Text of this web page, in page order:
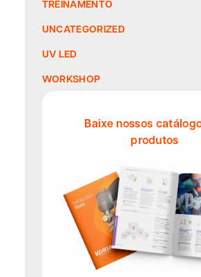
TREINAMENTO
UNCATEGORIZED
UV LED
WORKSHOP
Baixe nossos
produtos